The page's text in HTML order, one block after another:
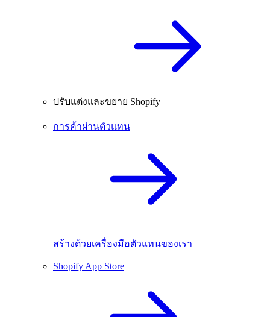
ปรับแต่งและขยาย Shopify
การค้าผ่านตัวแทน
สร้างด้วยเครื่องมือตัวแทนของเรา
Shopify App Store